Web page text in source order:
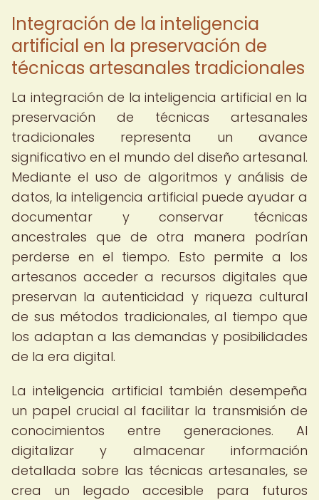
Integración de la inteligencia
artificial en la preservación de
técnicas artesanales tradicionales
La integración de la inteligencia artificial en la
preservación de técnicas artesanales
tradicionales representa un avance
significativo en el mundo del diseño artesanal.
Mediante el uso de algoritmos y análisis de
datos, la inteligencia artificial puede ayudar a
documentar y conservar técnicas
ancestrales que de otra manera podrían
perderse en el tiempo. Esto permite a los
artesanos acceder a recursos digitales que
preservan la autenticidad y riqueza cultural
de sus métodos tradicionales, al tiempo que
los adaptan a las demandas y posibilidades
de la era digital.
La inteligencia artificial también desempeña
un papel crucial al facilitar la transmisión de
conocimientos entre generaciones. Al
digitalizar y almacenar información
detallada sobre las técnicas artesanales, se
crea un legado accesible para futuros